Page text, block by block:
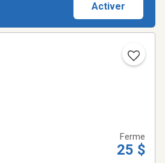
Activer
Ferme
25 $